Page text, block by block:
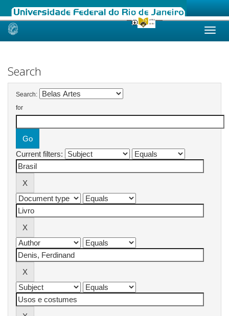
Skip
Search
Search:
for
Current filters: